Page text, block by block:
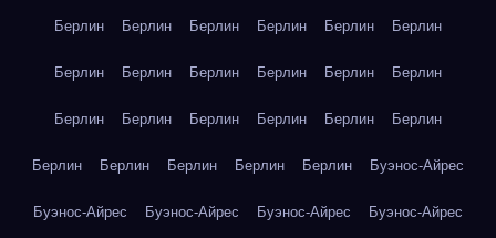
Берлин Берлин Берлин Берлин Берлин Берлин
Берлин Берлин Берлин Берлин Берлин Берлин
Берлин Берлин Берлин Берлин Берлин Берлин
Берлин Берлин Берлин Берлин Берлин Буэнос-Айрес
Буэнос-Айрес Буэнос-Айрес Буэнос-Айрес Буэнос-Айрес